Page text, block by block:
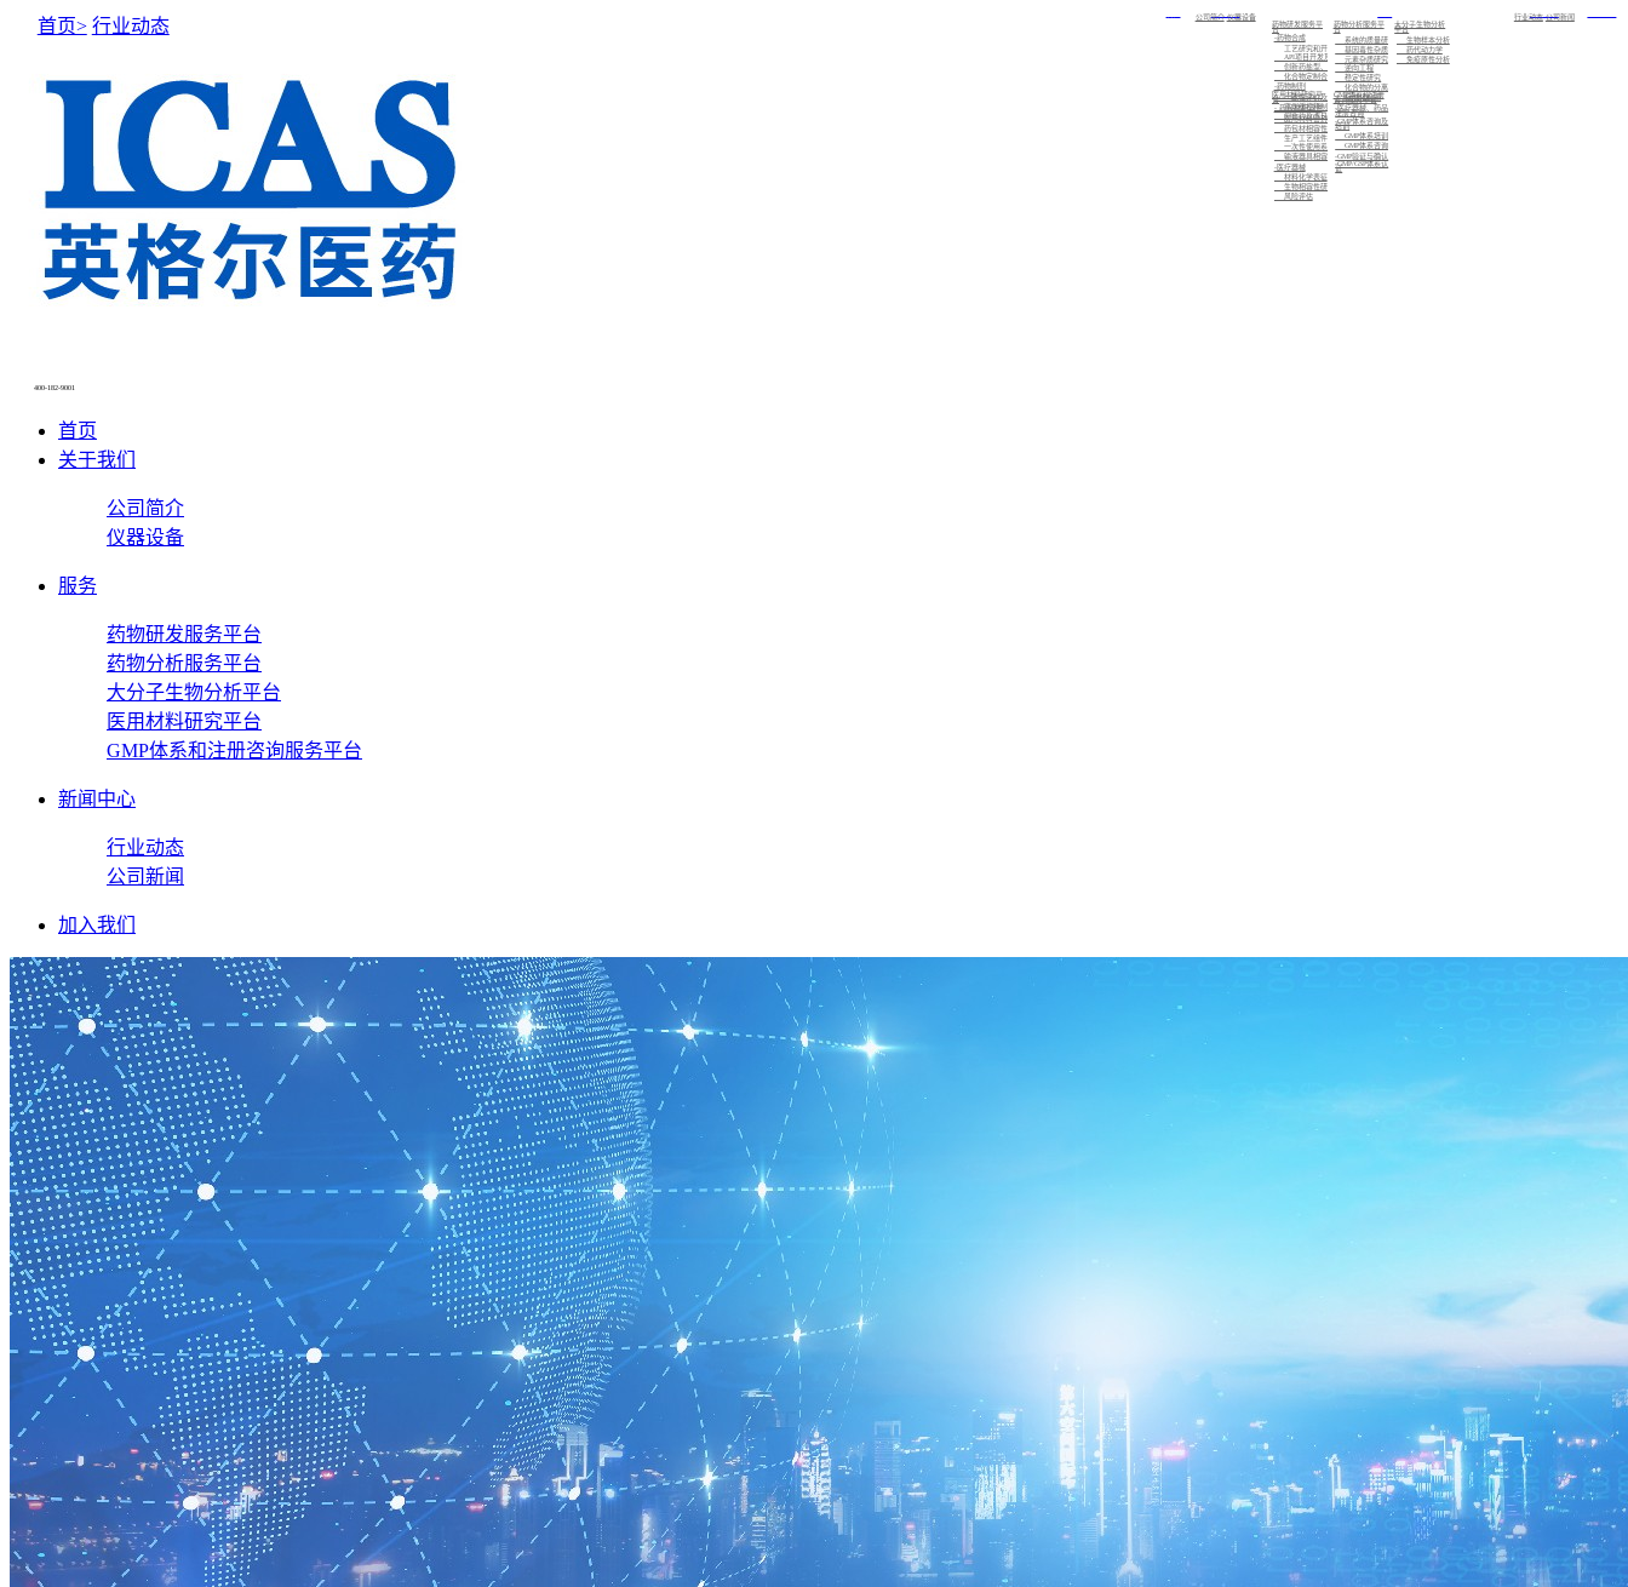
关于我们
公司简介 仪器设备
药物研发服务平
台
-药物合成
工艺研究和开发
API项目开发及注册备案
创新药盐型、晶型筛选及CMC业务
化合物定制合成
-药物制剂
一致性评价及仿制药的制剂开发
高端缓控释制剂开发
创新药及改良型新药的制剂开发
药物分析服务平
台
系统的质量研究
基因毒性杂质研究
元素杂质研究
逆向工程
稳定性研究
化合物的分离制备，已知化合物的结构确证，未知化合物的结构解析与鉴定
标准化检测
大分子生物分析
平台
生物样本分析
药代动力学
免疫原性分析
医用材料研究平
台
- 药包材相容性
医用材料密封性研究
药包材相容性研究
生产工艺组件相容性研究
一次性使用系统相容性研究
输液器具相容性研究
-医疗器械
材料化学表征
生物相容性研究
风险评估
GMP体系和注册
咨询服务平台
-医疗器械、药品
注册咨询
-GMP体系咨询及
培训
GMP体系培训
GMP体系咨询
-GMP验证与确认
-GMP/GSP体系认
证
新闻中心
行业动态 公司新闻
400-182-9001
首页
关于我们
公司简介
仪器设备
服务
药物研发服务平台
药物分析服务平台
大分子生物分析平台
医用材料研究平台
GMP体系和注册咨询服务平台
新闻中心
行业动态
公司新闻
加入我们
首页> 行业动态